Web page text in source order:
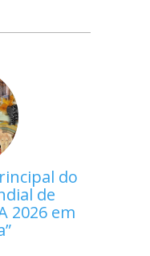
do
de
2026 em